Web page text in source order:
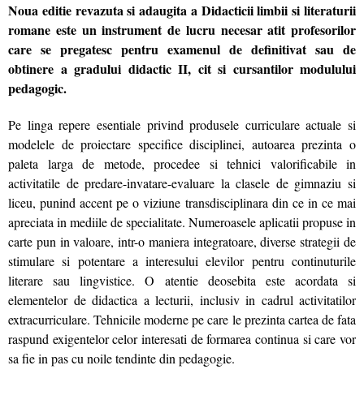
Noua editie revazuta si adaugita a Didacticii limbii si literaturii
romane este un instrument de lucru necesar atit profesorilor
care se pregatesc pentru examenul de definitivat sau de
obtinere a gradului didactic II, cit si cursantilor modulului
pedagogic.
Pe linga repere esentiale privind produsele curriculare actuale si
modelele de proiectare specifice disciplinei, autoarea prezinta o
paleta larga de metode, procedee si tehnici valorificabile in
activitatile de predare-invatare-evaluare la clasele de gimnaziu si
liceu, punind accent pe o viziune transdisciplinara din ce in ce mai
apreciata in mediile de specialitate. Numeroasele aplicatii propuse in
carte pun in valoare, intr-o maniera integratoare, diverse strategii de
stimulare si potentare a interesului elevilor pentru continuturile
literare sau lingvistice. O atentie deosebita este acordata si
elementelor de didactica a lecturii, inclusiv in cadrul activitatilor
extracurriculare. Tehnicile moderne pe care le prezinta cartea de fata
raspund exigentelor celor interesati de formarea continua si care vor
sa fie in pas cu noile tendinte din pedagogie.